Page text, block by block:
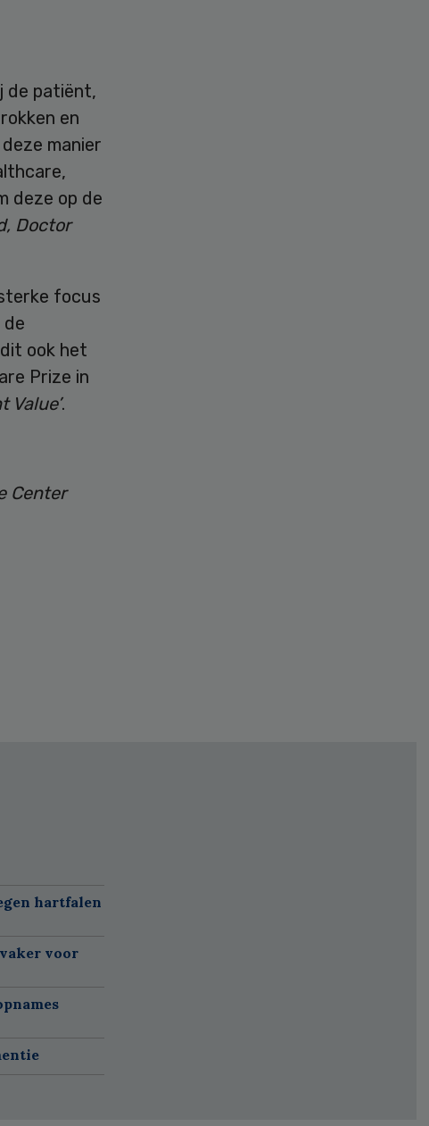
de patiënt,
en
manier
deze op de
Doctor
focus
ook het
Prize in
Value’.
Center
hartfalen
voor